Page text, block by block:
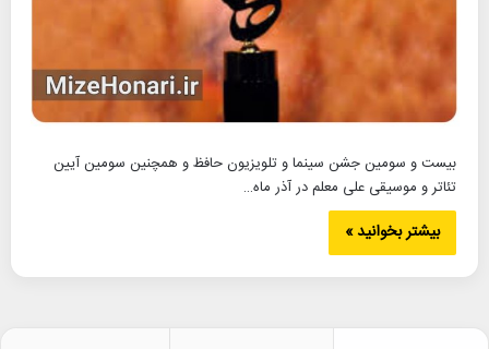
بیست و سومین جشن سینما و تلویزیون حافظ و همچنین سومین آیین
تئاتر و موسیقی علی معلم در آذر ماه…
بیشتر بخوانید »